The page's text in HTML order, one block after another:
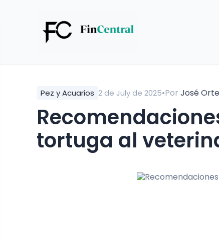
Pez y Acuarios 2 de July de 2025•Por José
tortuga al